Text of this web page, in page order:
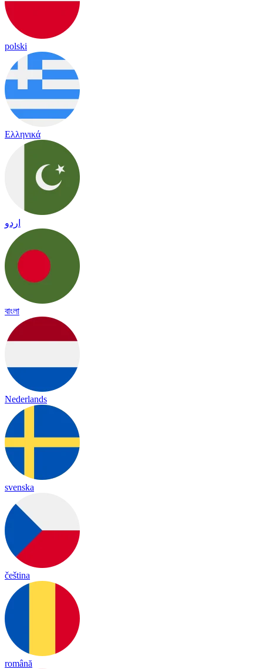
polski
Ελληνικά
اردو
বাংলা
Nederlands
svenska
čeština
română